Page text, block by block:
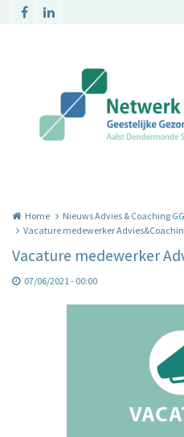
Overslaan en naar de inhoud gaan
Home
Nieuws Advies & Coaching
Vacature medewerker
Vacature medewerker
07/06/2021 - 00:00